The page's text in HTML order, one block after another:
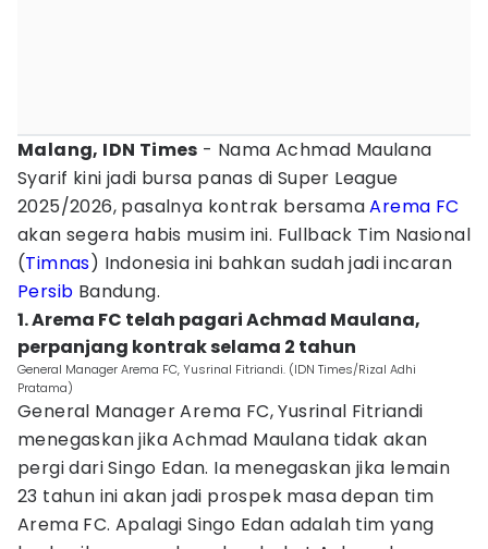
Malang, IDN Times - Nama Achmad Maulana
Syarif kini jadi bursa panas di Super League
2025/2026, pasalnya kontrak bersamaArema FC
akan segera habis musim ini. Fullback Tim Nasional
(Timnas) Indonesia ini bahkan sudah jadi incaran
Persib Bandung.
1. Arema FC telah pagari Achmad Maulana,
perpanjang kontrak selama 2 tahun
General Manager Arema FC, Yusrinal Fitriandi. (IDN Times/Rizal Adhi
Pratama)
General Manager Arema FC, Yusrinal Fitriandi
menegaskan jika Achmad Maulana tidak akan
pergi dari Singo Edan. Ia menegaskan jika lemain
23 tahun ini akan jadi prospek masa depan tim
Arema FC. Apalagi Singo Edan adalah tim yang